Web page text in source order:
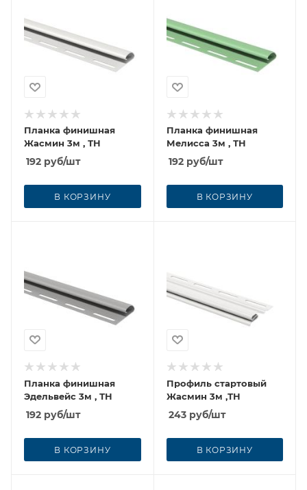
Планка финишная
Жасмин 3м , ТН
192 руб/шт
В КОРЗИНУ
Планка финишная
Мелисса 3м , ТН
192руб/шт
В КОРЗИНУ
Планка финишная
Эдельвейс 3м , ТН
192 руб/шт
В КОРЗИНУ
Профиль стартовый
Жасмин 3м ,ТН
243руб/шт
В КОРЗИНУ